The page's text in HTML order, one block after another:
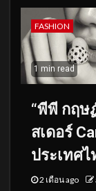
FASHION
1 min read
“พีพี กฤ
สเดอร์
ประเทศไ
2 เดือน ago